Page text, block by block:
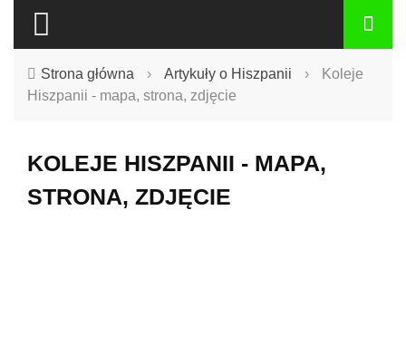
Strona główna › Artykuły o Hiszpanii ›
Koleje
Hiszpanii - mapa, strona, zdjęcie
KOLEJE HISZPANII - MAPA,
STRONA, ZDJĘCIE